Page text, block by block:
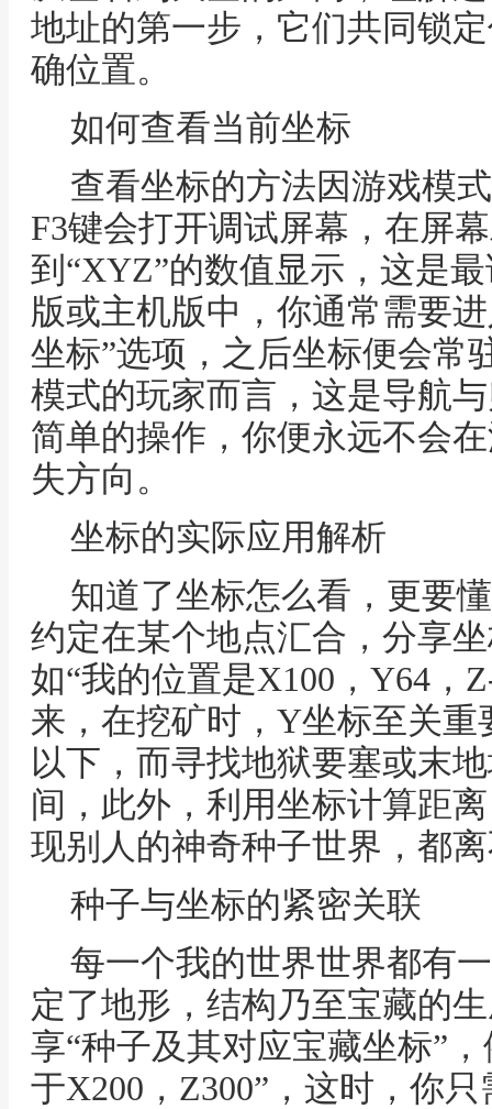
地址的第一步，它们共同锁
确位置。
如何查看当前坐标
查看坐标的方法因游戏模
F3键会打开调试屏幕，在屏
到“XYZ”的数值显示，这是
版或主机版中，你通常需要
坐标”选项，之后坐标便会常
模式的玩家而言，这是导航
简单的操作，你便永远不会
失方向。
坐标的实际应用解析
知道了坐标怎么看，更要
约定在某个地点汇合，分享
如“我的位置是X100，Y64，
来，在挖矿时，Y坐标至关
以下，而寻找地狱要塞或末
间，此外，利用坐标计算距
现别人的神奇种子世界，都
种子与坐标的紧密关联
每一个我的世界世界都有
定了地形，结构乃至宝藏的
享“种子及其对应宝藏坐标”
于X200，Z300”，这时，你